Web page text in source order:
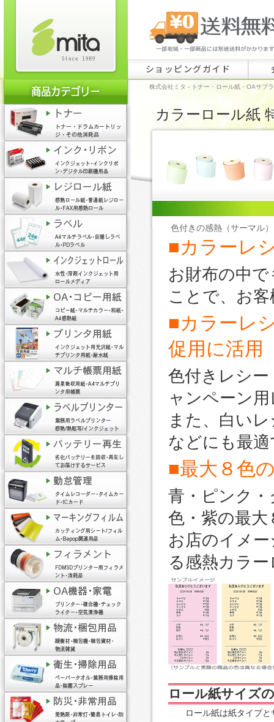
ショッピングガイド
株式会社ミタ - トナー・ロール紙・OAサプ
カラーロール紙
色付きの感熱（サーマル
■カラーレ
お財布の中
ことで、お
■カラーレ
促用に活用
色付きレシ
ャンペーン
また、白い
などにも最
■最大８色
青・ピンク
色・紫の最
お店のイメ
る感熱カラ
ロール紙サイズ
ロール紙は紙タイプ